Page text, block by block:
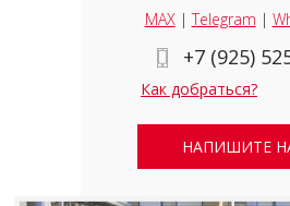
MAX|Telegram |
+7 (925)
Как добраться?
НАПИШИТЕ